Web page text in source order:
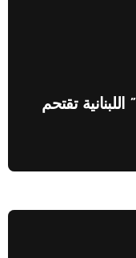
من بيروت إلى دبي…”Top Stop” اللبنانية تقتحم